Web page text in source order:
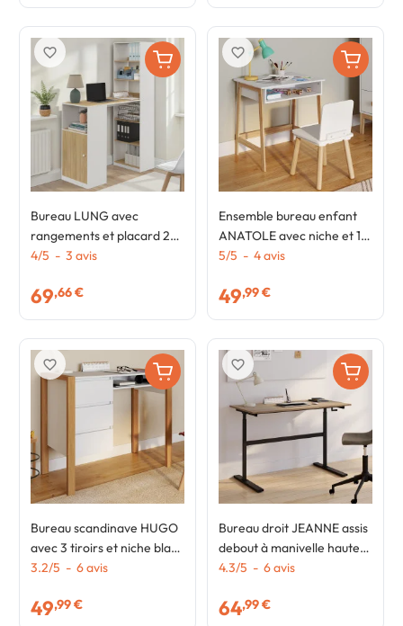
Bureau LUNG avec
rangements et placard 2
personnes blanc et bois
4/5 - 3 avis
69,66 €
favorite_border
Ensemble bureau enfant
ANATOLE avec niche et 1
chaise blanc et bois
5/5 - 4avis
49,99 €
favorite_border
Bureau scandinave HUGO
avec 3 tiroirs et niche blanc
et bois
3.2/5 - 6avis
49,99 €
favorite_border
Bureau droit JEANNE assis
debout à manivelle hauteur
réglable 70 - 120 cm bois
4.3/5 - 6avis
64,99 €
favorite_border